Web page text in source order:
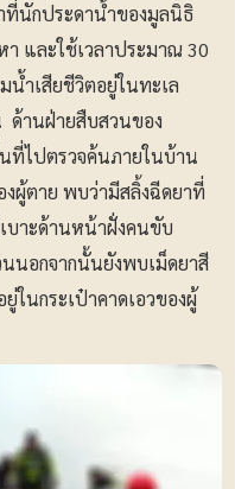
ที่นักประดาน้ำของมูลนิธิ
และใช้เวลาประมาณ 30
น้ำเสียชีวิตอยู่ในทะเล
านฝ่ายสืบสวนของ
ที่ไปตรวจค้นภายในบ้าน
ผู้ตาย พบว่ามีสลิ้งฉีดยาที่
บาะด้านหน้าฝั่งคนขับ
นอกจากนั้นยังพบเม็ดยาสี
ในกระเป๋าคาดเอวของผู้